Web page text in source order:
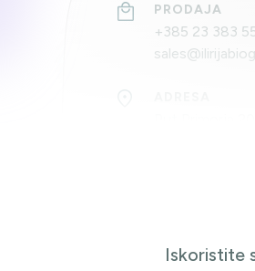
PRODAJA
+385 23 383
Iskoristite